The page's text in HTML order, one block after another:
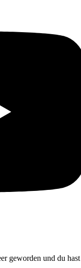
geworden und du hast